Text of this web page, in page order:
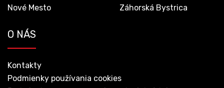
Nové Mesto
Záhorská Bystrica
O NÁS
Kontakty
Podmienky používania cookies